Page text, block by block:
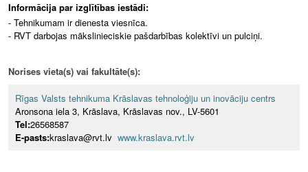
Informācija par izglītības iestādi:
- Tehnikumam ir dienesta viesnīca.
- RVT darbojas mākslinieciskie pašdarbības kolektīvi un pulciņi.
Norises vieta(s) vai fakultāte(s):
Rīgas Valsts tehnikuma Krāslavas tehnoloģiju un inovāciju centrs
Aronsona iela 3, Krāslava, Krāslavas nov., LV-5601
Tel:26568587
E-pasts:kraslava@rvt.lv www.kraslava.rvt.lv